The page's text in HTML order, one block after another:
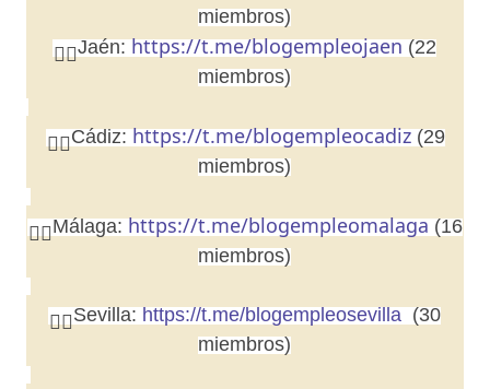
miembros)
👉🏼Jaén: https://t.me/blogempleojaen (22
miembros)
👉🏼Cádiz: https://t.me/blogempleocadiz(29
miembros)
👉🏼Málaga: https://t.me/blogempleomalaga (16
miembros)
👉🏼Sevilla: https://t.me/blogempleosevilla (30
miembros)